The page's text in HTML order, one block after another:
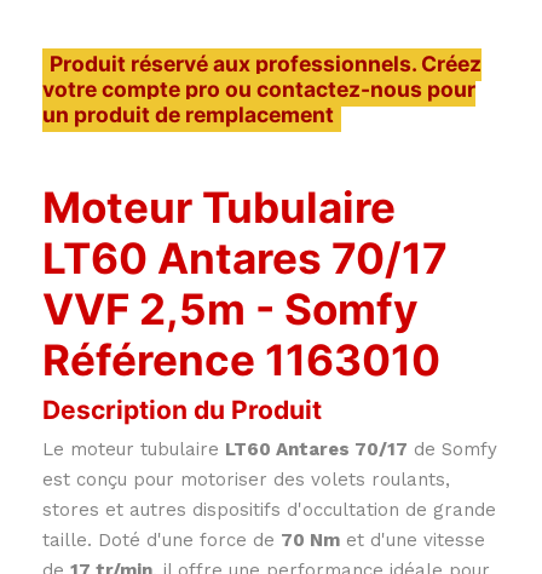
Produit réservé aux professionnels. Créez
votre compte pro ou contactez-nous pour
un produit de remplacement
Moteur Tubulaire
LT60 Antares 70/17
VVF 2,5m - Somfy
Référence 1163010
Description du Produit
Le moteur tubulaire LT60 Antares 70/17 de Somfy
est conçu pour motoriser des volets roulants,
stores et autres dispositifs d'occultation de grande
taille. Doté d'une force de 70 Nm et d'une vitesse